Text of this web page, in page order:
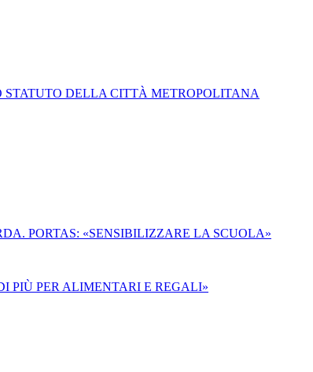
DELLA CITTÀ METROPOLITANA
PORTAS: «SENSIBILIZZARE LA SCUOLA»
PIÙ PER ALIMENTARI E REGALI»